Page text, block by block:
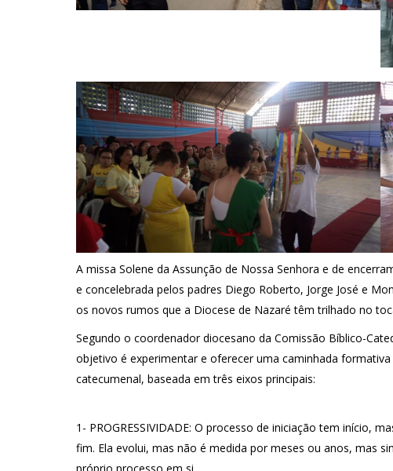
A missa Solene da Assunção de Nossa Senhora e de
e concelebrada pelos padres Diego Roberto, Jorge José e
os novos rumos que a Diocese de Nazaré têm trilhado no
Segundo o coordenador diocesano da Comissão Bíblico-
objetivo é experimentar e oferecer uma caminhada
catecumenal, baseada em três eixos principais:
1- PROGRESSIVIDADE: O processo de iniciação tem início,
fim. Ela evolui, mas não é medida por meses ou anos, mas